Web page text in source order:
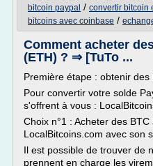
bitcoin paypal / convertir bitcoin
bitcoins avec coinbase /
Comment acheter
(ETH) ? ⇒ [TuTo ...
Première étape : obtenir des
Pour convertir votre solde
s'offrent à vous :
Choix n°1 : Acheter des
LocalBitcoins.com avec son
Il est possible de trouver de
prennent en charge les